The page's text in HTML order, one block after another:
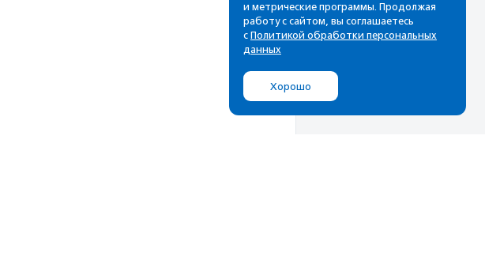
и метрические программы. Продолжая
работу с сайтом, вы соглашаетесь
с Политикой обработки персональных
данных
Хорошо